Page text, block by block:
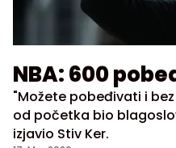
NBA: 600
"Možete pobeđivati i
od početka bio
izjavio Stiv Ker.